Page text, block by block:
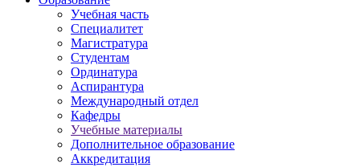
Учебная часть
Специалитет
Магистратура
Студентам
Ординатура
Аспирантура
Международный отдел
Кафедры
Учебные материалы
Дополнительное образование
Аккредитация